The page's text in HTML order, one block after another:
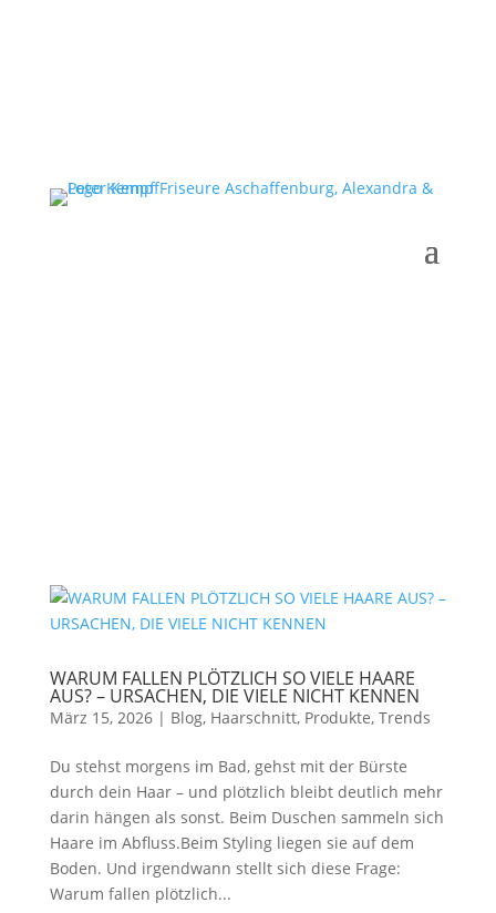
WARUM FALLEN PLÖTZLICH SO VIELE HAARE
AUS? – URSACHEN, DIE VIELE NICHT KENNEN
März 15, 2026| Blog, Haarschnitt, Produkte, Trends
Du stehst morgens im Bad, gehst mit der Bürste
durch dein Haar – und plötzlich bleibt deutlich mehr
darin hängen als sonst. Beim Duschen sammeln sich
Haare im Abfluss.Beim Styling liegen sie auf dem
Boden. Und irgendwann stellt sich diese Frage:
Warum fallen plötzlich...